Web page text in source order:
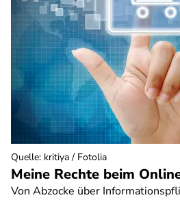
Meine Rechte beim
Von Abzocke über
Quelle: kritiya / Fotolia